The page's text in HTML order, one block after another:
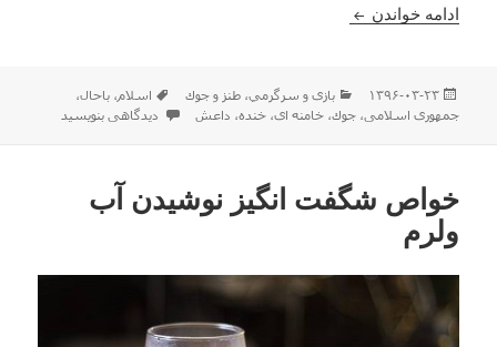
ادامه خواندن یک خواب بد دیده بودم ! (طنز تلخ)
ارسال
شده
۱۳۹۶-۰۳-۲۳ دسته‌ها
بازی و سرگرمي،طنز و جوك برچسب‌ها
اسلام،باحال،
جمهوری اسلامی،جوك،خامنه ای،خنده، داعش برای یک خواب بد دیده بودم !
دیدگاهی بنویسید
خواص شگفت انگیز نوشیدن آب
ولرم